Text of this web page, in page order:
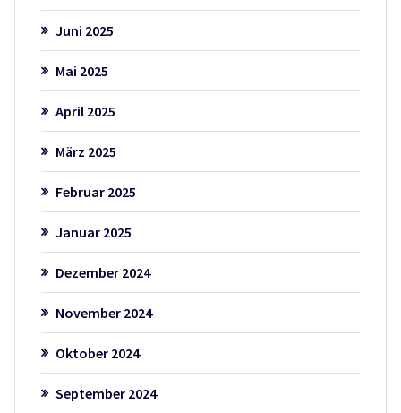
Juni 2025
Mai 2025
April 2025
März 2025
Februar 2025
Januar 2025
Dezember 2024
November 2024
Oktober 2024
September 2024